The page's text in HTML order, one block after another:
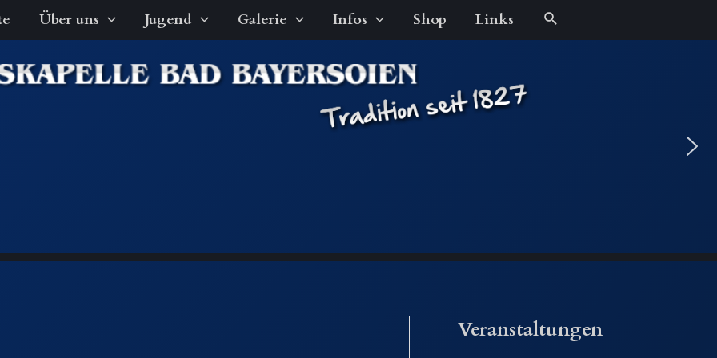
Über uns Jugend Galerie Infos Shop Links Suche
Veranstaltungen